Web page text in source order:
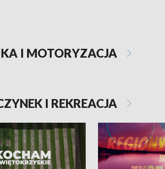
I MOTORYZACJA
I REKREACJA